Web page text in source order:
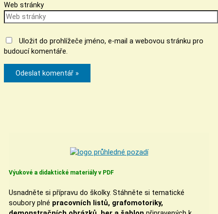
Web stránky
Uložit do prohlížeče jméno, e-mail a webovou stránku pro
budoucí komentáře.
Výukové a didaktické materiály v PDF
Usnadněte si přípravu do školky. Stáhněte si tematické
soubory plné pracovních listů, grafomotoriky,